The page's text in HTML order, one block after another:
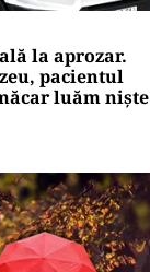
la aprozar.
pacientul
luăm niște